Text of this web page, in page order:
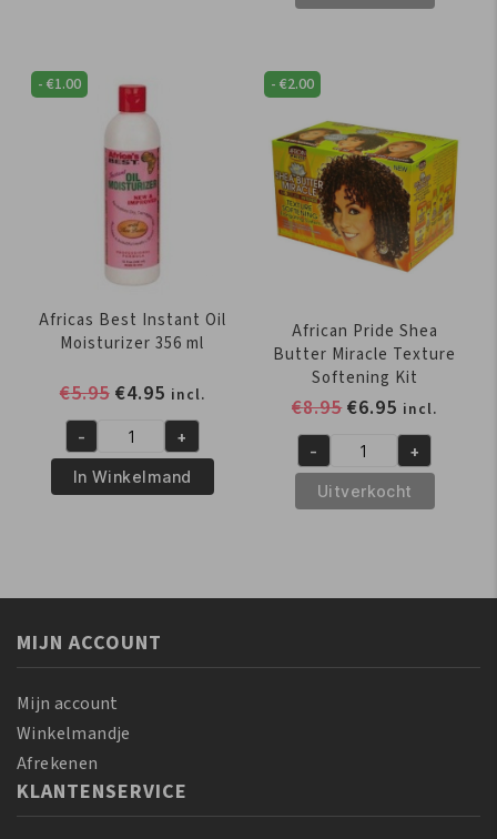
Strength
aantal
Shea
Miracle
Co-
Wash
Cleansing
Conditioner
355
ml
aantal
-€1.00
Africas Best Instant Oil
Moisturizer 356 ml
€5.95 Oorspronkelijke
was:
€5.95.
€4.95Huidige
prijs
is:
€4.95.
incl.
Africas
Best
Instant
aantal
- +
In Winkelmand
-€2.00
African Pride Shea
Butter Miracle Texture
Softening Kit
€8.95
was:
€8.95.
€6.95 Huidige
prijs
is:
€6.95.
incl.
African
Pride
Shea
Texture
aantal
- +
Uitverkocht
MIJN ACCOUNT
Mijn account
Winkelmandje
Afrekenen
KLANTENSERVICE